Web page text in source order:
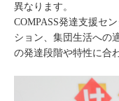
異なります。
COMPASS発達支援セ
ション、集団生活への
の発達段階や特性に合